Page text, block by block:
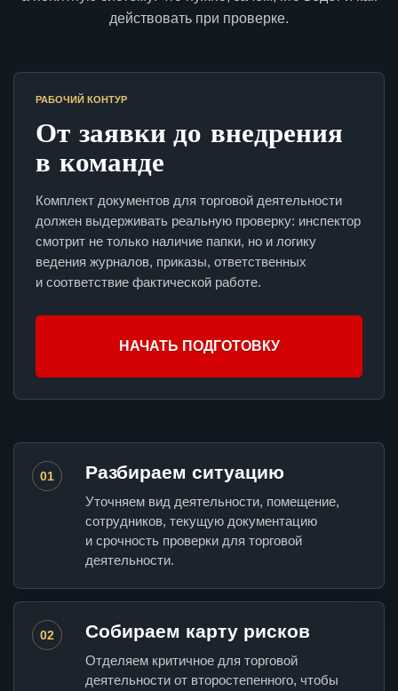
действовать при проверке.
РАБОЧИЙ КОНТУР
От заявки до внедрения
в команде
Комплект документов для торговой деятельности
должен выдерживать реальную проверку: инспектор
смотрит не только наличие папки, но и логику
ведения журналов, приказы, ответственных
и соответствие фактической работе.
НАЧАТЬ ПОДГОТОВКУ
01 Разбираем ситуацию
Уточняем вид деятельности, помещение,
сотрудников, текущую документацию
и срочность проверки для торговой
деятельности.
02 Собираем карту рисков
Отделяем критичное для торговой
деятельности от второстепенного, чтобы